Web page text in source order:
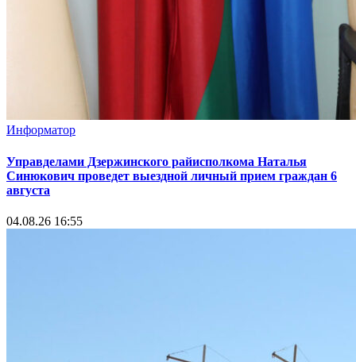
Информатор
Управделами Дзержинского райисполкома Наталья
Синюкович проведет выездной личный прием граждан 6
августа
04.08.26 16:55